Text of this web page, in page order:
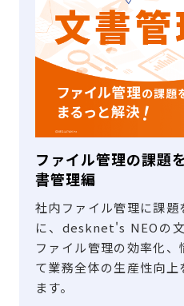
ファイル管理の課題
書管理編
社内ファイル管理に課
に、desknet's NEOの
ファイル管理の効率化
て業務全体の生産性向
ます。